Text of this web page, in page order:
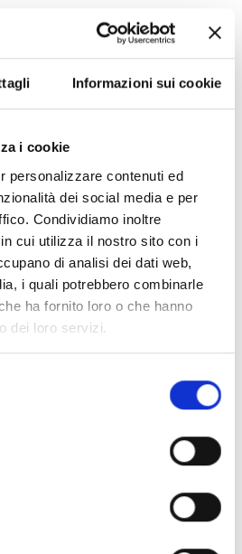
Informazioni sui cookie
i cookie
personalizzare contenuti ed
dei social media e per
Condividiamo inoltre
cui utilizza il nostro sito con i
di analisi dei dati web,
i quali potrebbero combinarle
ha fornito loro o che hanno
dei loro servizi.
di interesse esecuzione
straordinaria
elettrico
idrico sanitario e
termico